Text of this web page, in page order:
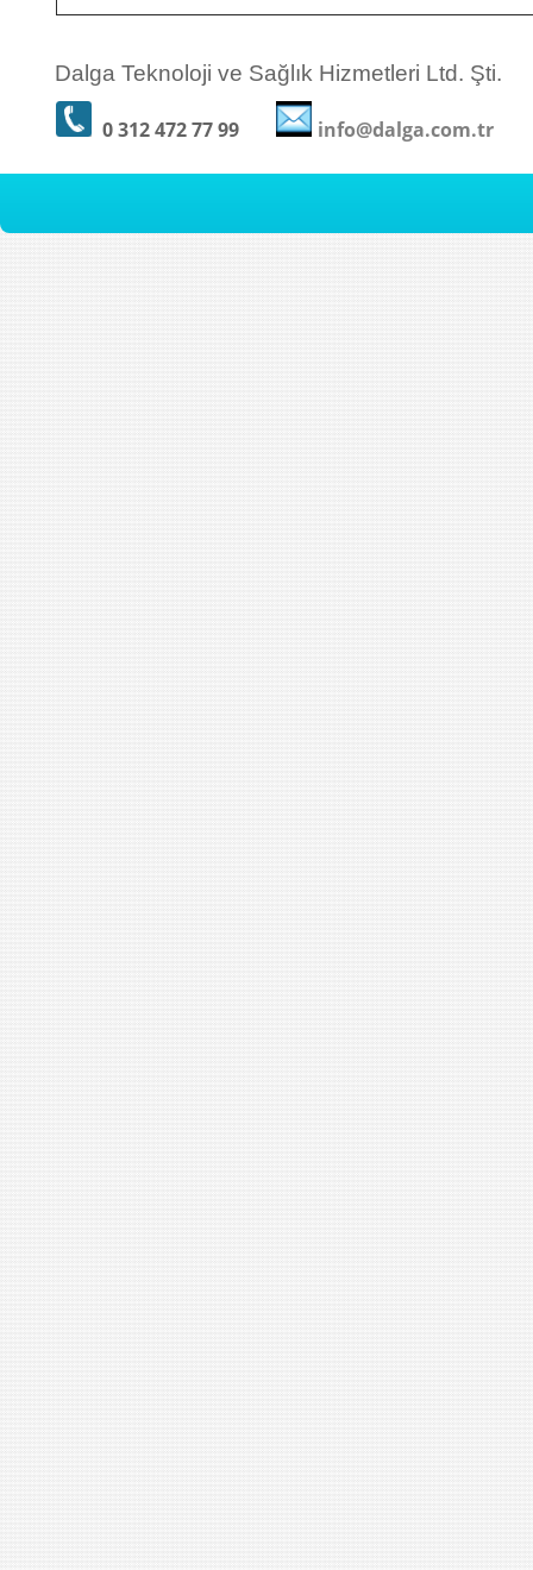
Dalga Teknoloji ve Sağlık Hizmetleri Ltd. Şti.
0 312 472 77 99 info@dalga.com.tr